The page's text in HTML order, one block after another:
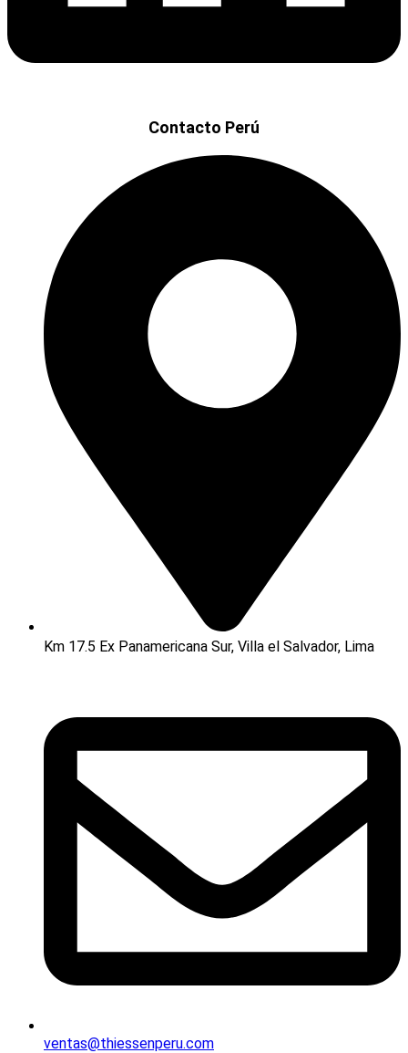
Contacto Perú
Km 17.5 Ex Panamericana Sur, Villa el Salvador, Lima
ventas@thiessenperu.com